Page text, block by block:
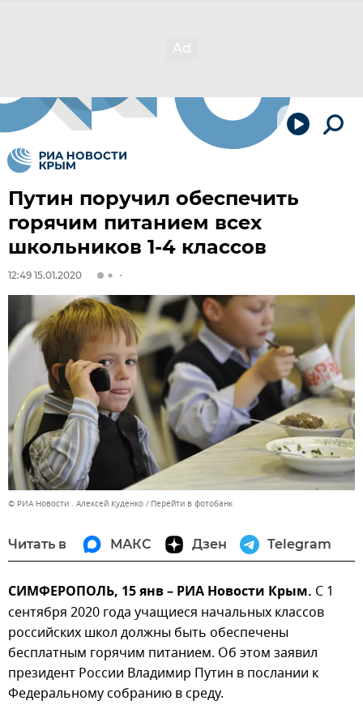
Путин поручил обеспечить
горячим питанием всех
школьников 1-4 классов
12:49 15.01.2020
© РИА Новости . Алексей Куденко Перейти в фотобанк
Читать в МАКС Дзен Telegram
СИМФЕРОПОЛЬ, 15 янв – РИА Новости Крым. С 1
сентября 2020 года учащиеся начальных классов
российских школ должны быть обеспечены
бесплатным горячим питанием. Об этом заявил
президент России Владимир Путин в послании к
Федеральному собранию в среду.